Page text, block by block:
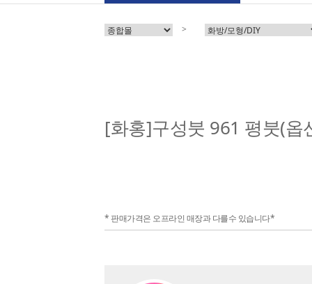
>
[화홍]구성붓 961 평붓(옵
* 판매가격은 오프라인 매장과 다를수 있습니다*